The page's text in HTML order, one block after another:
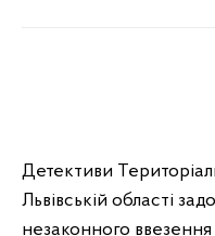
Детективи
Львівській області
незаконного ввезення